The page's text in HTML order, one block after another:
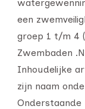
een
groep 1 t/m 4
Zwembaden
Inhoudelijke
zijn naam